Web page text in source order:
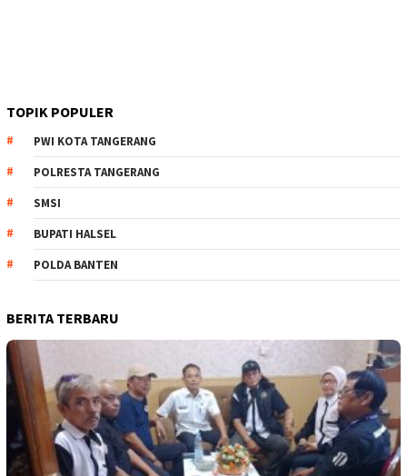
TOPIK POPULER
PWI KOTA TANGERANG
POLRESTA TANGERANG
SMSI
BUPATI HALSEL
POLDA BANTEN
BERITA TERBARU